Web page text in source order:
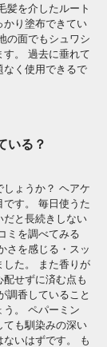
髪を介したルート
かり塗布できてい
の面でもシュワシ
す。 過去に垂れて
なく使用できるで
いる？
ょうか？ ヘアケ
す。 毎日使うた
だと長続きしない
ミを調べてみる
さを感じる・スッ
した。 また香りが
せずに済む点も
調香していること
。 ペパーミン
ても馴染みの深い
いはずです。 も